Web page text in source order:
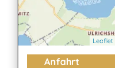
Leaflet
Anfahrt